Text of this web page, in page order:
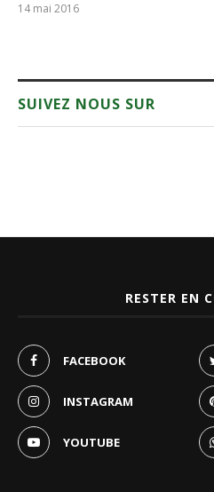
14 mai 2016
SUIVEZ NOUS SUR
RESTER EN
FACEBOOK
INSTAGRAM
YOUTUBE